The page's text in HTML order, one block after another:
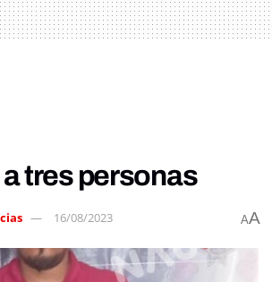
tres personas
16/08/2023 AA